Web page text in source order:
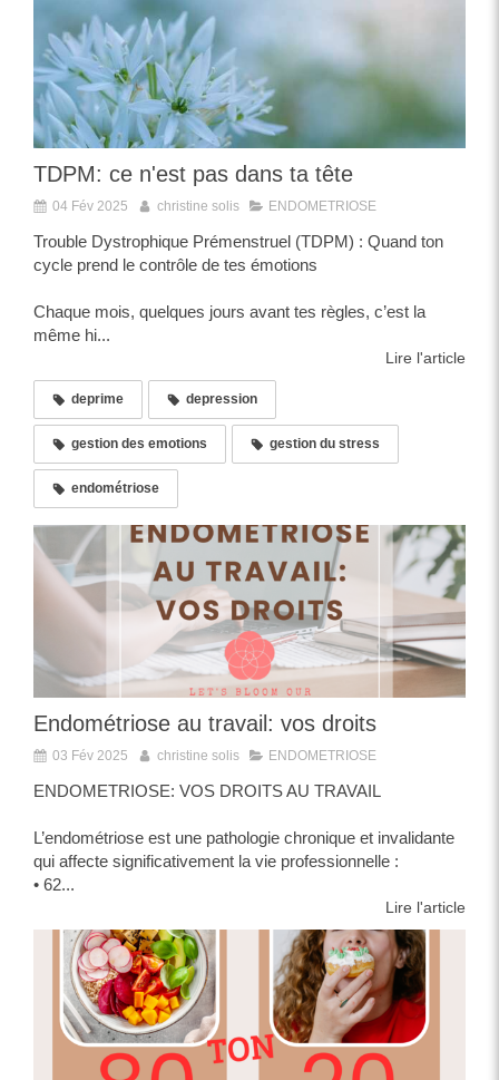
TDPM: ce n'est pas dans ta tête
04 Fév 2025 christine solis ENDOMETRIOSE
Trouble Dystrophique Prémenstruel (TDPM) : Quand ton
cycle prend le contrôle de tes émotions
Chaque mois, quelques jours avant tes règles, c’est la
même hi...
Lire l'article
deprime depression
gestion des emotions gestion du stress
endométriose
Endométriose au travail: vos droits
03 Fév 2025 christine solis ENDOMETRIOSE
ENDOMETRIOSE: VOS DROITS AU TRAVAIL
L’endométriose est une pathologie chronique et invalidante
qui affecte significativement la vie professionnelle :
• 62...
Lire l'article